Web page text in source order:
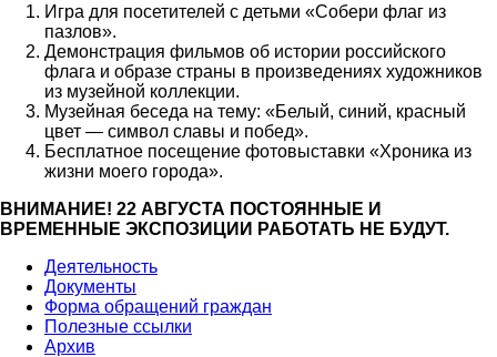
Игра для посетителей с детьми «Собери флаг из
пазлов».
Демонстрация фильмов об истории российского
флага и образе страны в произведениях художников
из музейной коллекции.
Музейная беседа на тему: «Белый, синий, красный
цвет — символ славы и побед».
Бесплатное посещение фотовыставки «Хроника из
жизни моего города».
ВНИМАНИЕ! 22 АВГУСТА ПОСТОЯННЫЕ И
ВРЕМЕННЫЕ ЭКСПОЗИЦИИ РАБОТАТЬ НЕ БУДУТ.
Деятельность
Документы
Форма обращений граждан
Полезные ссылки
Архив